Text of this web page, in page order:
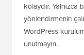
kolaydır. Yalnızca
yönlendirmenin
WordPress
unutmayın.